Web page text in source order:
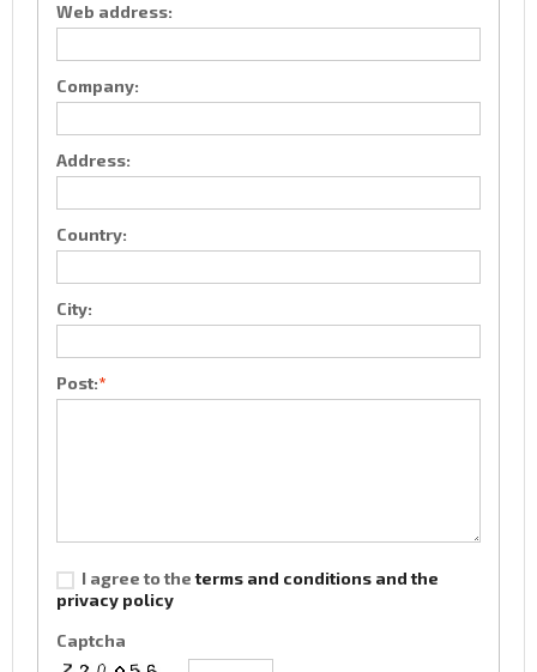
Web address:
Company:
Address:
Country:
City:
Post:*
I agree to theterms and conditions and the
privacy policy
Captcha